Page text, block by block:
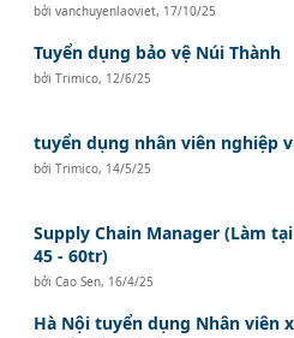
bởivanchuyenlaoviet, 17/10/25
Tuyển dụng bảo vệ Núi Thành
bởiTrimico, 12/6/25
tuyển dụng nhân viên nghiệp
bởiTrimico, 14/5/25
Supply Chain Manager (Làm
45 - 60tr)
bởiCao Sen, 16/4/25
Hà Nội tuyển dụng Nhân viên